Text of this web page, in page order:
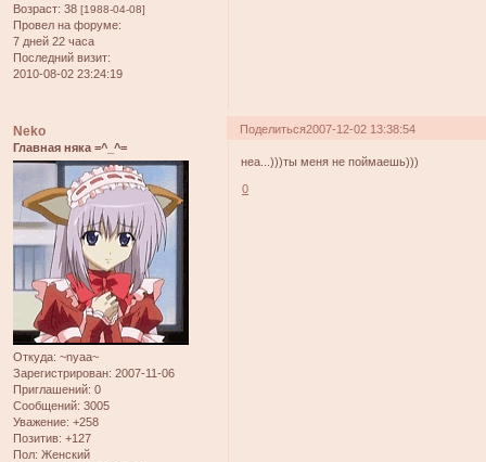
Возраст: 38 [1988-04-08]
Провел на форуме:
7 дней 22 часа
Последний визит:
2010-08-02 23:24:19
Поделиться2007-12-02 13:38:54
Neko
Главная няка =^_^=
Откуда: ~nyaa~
Зарегистрирован: 2007-11-06
Приглашений: 0
Сообщений: 3005
Уважение: +258
Позитив: +127
Пол: Женский
неа...)))ты меня не поймаешь)))
0